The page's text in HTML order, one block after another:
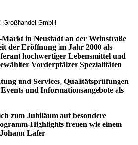
Großhandel GmbH
in Neustadt an der Weinstraße
der Eröffnung im Jahr 2000 als
hochwertiger Lebensmittel und
Vorderpfälzer Spezialitäten
und Services, Qualitätsprüfungen
Events und Informationsangebote als
zum Jubiläum auf besondere
Highlights freuen wie einem
Lafer